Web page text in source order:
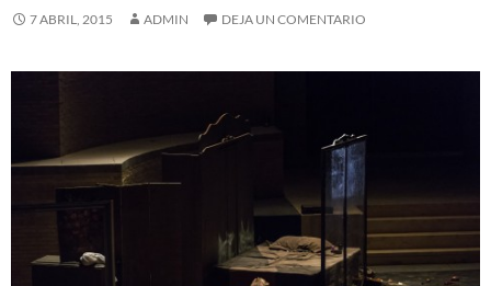
7 ABRIL, 2015 ADMIN DEJA UN COMENTARIO